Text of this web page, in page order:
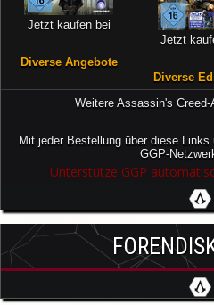
Jetzt kaufen bei
Diverse Angebote
Jetzt
Diverse
Weitere Assassin's
Mit jeder Bestellung über diese
GGP-
Unterstütze GGP